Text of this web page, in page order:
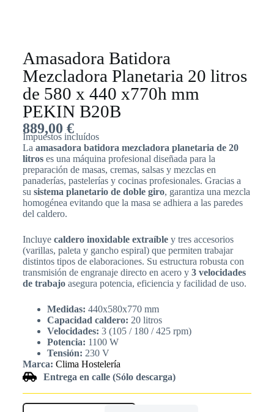
Amasadora Batidora
Mezcladora Planetaria 20 litros
de 580 x 440 x770h mm
PEKIN B20B
889,00 €
Impuestos incluídos
La amasadora batidora mezcladora planetaria de 20
litroses una máquina profesional diseñada para la
preparación de masas, cremas, salsas y mezclas en
panaderías, pastelerías y cocinas profesionales. Gracias a
su sistema planetario de doble giro, garantiza una mezcla
homogénea evitando que la masa se adhiera a las paredes
del caldero.
Incluye caldero inoxidable extraíbley tres accesorios
(varillas, paleta y gancho espiral) que permiten trabajar
distintos tipos de elaboraciones. Su estructura robusta con
transmisión de engranaje directo en acero y 3 velocidades
de trabajoasegura potencia, eficiencia y facilidad de uso.
Medidas: 440x580x770 mm
Capacidad caldero: 20 litros
Velocidades: 3 (105 / 180 / 425 rpm)
Potencia: 1100 W
Tensión: 230 V
Marca: Clima Hostelería
Entrega en calle (Sólo descarga)